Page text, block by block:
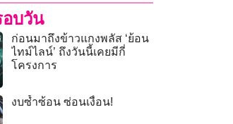
บวัน
ก่อนมาถึงข้าวแกงพลัส ‘ย้อน
ไทม์ไลน์’ ถึงวันนี้เคยมีกี่
โครงการ
งบซ้ำซ้อน ซ่อนเงื่อน!